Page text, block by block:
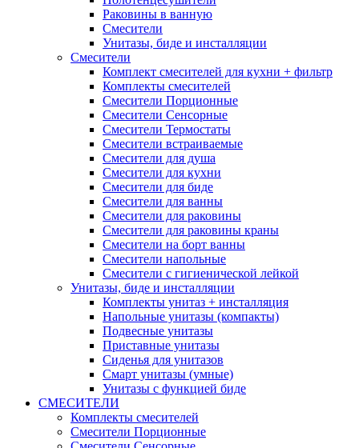
Раковины в ванную
Смесители
Унитазы, биде и инсталляции
Смесители
Комплект смесителей для кухни + фильтр
Комплекты смесителей
Смесители Порционные
Смесители Сенсорные
Смесители Термостаты
Смесители встраиваемые
Смесители для душа
Смесители для кухни
Смесители для биде
Смесители для ванны
Смесители для раковины
Смесители для раковины краны
Смесители на борт ванны
Смесители напольные
Смесители с гигиенической лейкой
Унитазы, биде и инсталляции
Комплекты унитаз + инсталляция
Напольные унитазы (компакты)
Подвесные унитазы
Приставные унитазы
Сиденья для унитазов
Смарт унитазы (умные)
Унитазы с функцией биде
СМЕСИТЕЛИ
Комплекты смесителей
Смесители Порционные